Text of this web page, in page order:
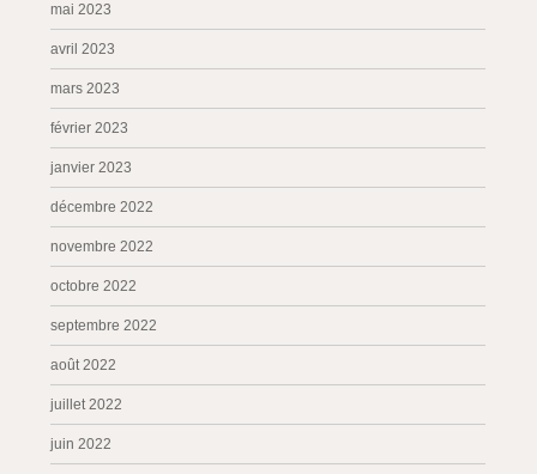
mai 2023
avril 2023
mars 2023
février 2023
janvier 2023
décembre 2022
novembre 2022
octobre 2022
septembre 2022
août 2022
juillet 2022
juin 2022